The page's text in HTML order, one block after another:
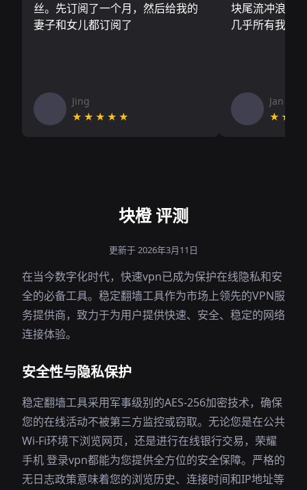
丝。先订阅了一个月，然后给我的
妻子和女儿都订阅了
Jing
★★★★★
块尾流冲浪板
几乎所有我需
Jan V
块橙 评测
更新于 2026年3月11日
在当今数字化时代，快速vpn已成为保护在线隐私和安
全的必备工具。稳定翻墙工具作为市场上领先的VPN服
务提供商，致力于为用户提供快速、安全、稳定的网络
连接体验。
安全性与隐私保护
稳定翻墙工具采用军事级别的AES-256加密技术，确保
您的在线活动不被第三方监控或窃取。无论您是在公共
Wi-Fi环境下浏览网页，还是进行在线银行交易，荣耀
手机 登录vpn都能为您提供全方位的安全保障。严格的
无日志政策意味着您的浏览历史、连接时间和IP地址等